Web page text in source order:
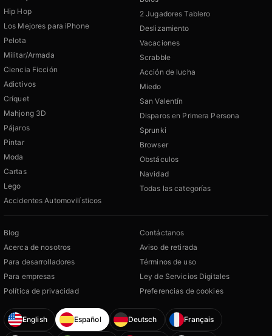
Hip Hop
Los Mejores para iPhone
Pelota
Militar/Armada
Ciencia Ficción
Adictivos
Críquet
Mahjong 3D
Pájaros
Pintar
Moda
Cartas
Lego
Accidentes Automovilísticos
2 Jugadores Tablero
Deslizamiento
Vacaciones
Scrabble
Acción de lucha
Miedo
San Valentín
Disparos en Primera Persona
Sprunki
Browser
Obstáculos
Navidad
Todas las categorías
Blog
Acerca de nosotros
Para desarrolladores
Para empresas
Política de privacidad
Contáctanos
Aviso de retirada
Términos de uso
Ley de Servicios Digitales
Preferencias de cookies
English Español Deutsch Français